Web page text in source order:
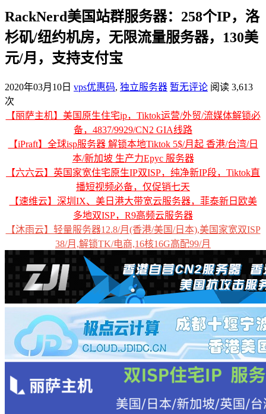
RackNerd美国站群服务器：258个IP，洛
杉矶/纽约机房，无限流量服务器，130美
元/月，支持支付宝
2020年03月10日 vps优惠码, 独立服务器 暂无评论 阅读 3,613
次
【丽萨主机】美国原生住宅ip，Tiktok运营/外贸/流媒体解锁必
备，4837/9929/CN2 GIA线路
【iPraft】全球isp服务器 解锁本地Tiktok 5$/月起 香港/台湾/日
本/新加坡 生产力Epyc 服务器
【六六云】英国家宽住宅原生IP双ISP，纯净新IP段，Tiktok直
播短视频必备，仅促销七天
【速维云】深圳IX、美日港大带宽云服务器，菲泰新日欧美
多地双ISP，R9高频云服务器
【沐雨云】轻量服务器12.8/月(香港/美国/日本),美国家宽双ISP
38/月,解锁TK/电商,16核16G高配99/月